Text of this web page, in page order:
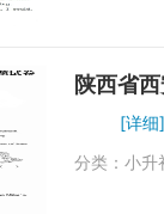
陕西省
[详细]
分类： 小升